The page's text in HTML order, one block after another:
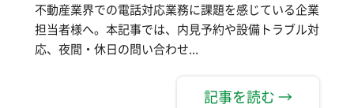
不動産業界での電話対応業務に課題を感じている企業
担当者様へ。本記事では、内見予約や設備トラブル対
応、夜間・休日の問い合わせ...
記事を読む →